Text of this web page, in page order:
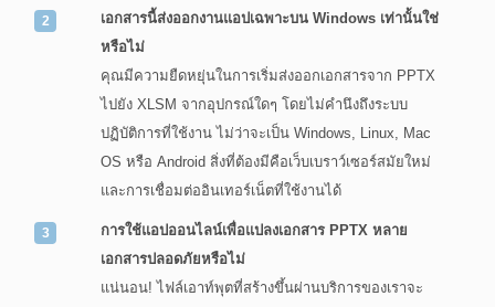
เอกสารนี้ส่งออกงานแอปเฉพาะบน Windows เท่านั้นใช่
หรือไม่
คุณมีความยืดหยุ่นในการเริ่มส่งออกเอกสารจาก PPTX
ไปยัง XLSM จากอุปกรณ์ใดๆ โดยไม่คำนึงถึงระบบ
ปฏิบัติการที่ใช้งาน ไม่ว่าจะเป็น Windows, Linux, Mac
OS หรือ Android สิ่งที่ต้องมีคือเว็บเบราว์เซอร์สมัยใหม่
และการเชื่อมต่ออินเทอร์เน็ตที่ใช้งานได้
การใช้แอปออนไลน์เพื่อแปลงเอกสาร PPTX หลาย
เอกสารปลอดภัยหรือไม่
แน่นอน! ไฟล์เอาท์พุตที่สร้างขึ้นผ่านบริการของเราจะ